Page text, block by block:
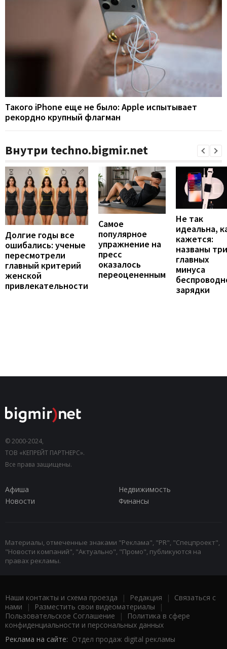
Такого iPhone еще не было: Apple испытывает
рекордно крупный флагман
Внутри techno.bigmir.net
Долгие годы все
ошибались: ученые
пересмотрели
главный критерий
женской
привлекательности
Самое
популярное
упражнение на
пресс
оказалось
переоцененным
Не так
идеальна,
кажется:
названы три
главных
минуса
зарядки
© 2000-2024,
ТОВ «КЕПРЕЙТ ПАРТНЕРС».
Все права защищены.
Афиша
Недвижимость
Новости
Финансы
Материалы, отмеченные знаками "Реклама", "PR", "Спецпроект",
"Новости компаний", "Актуально", "Промо", публикуются на
правах рекламы.
Наши контакты и схема проезда | Редакция | Связаться с
нами | Разместить свои видеоматериалы |
Пользовательское Соглашение |
Политика в сфере
конфиденциальности и персональных данных
Реклама на сайте: Отдел продаж digital рекламы